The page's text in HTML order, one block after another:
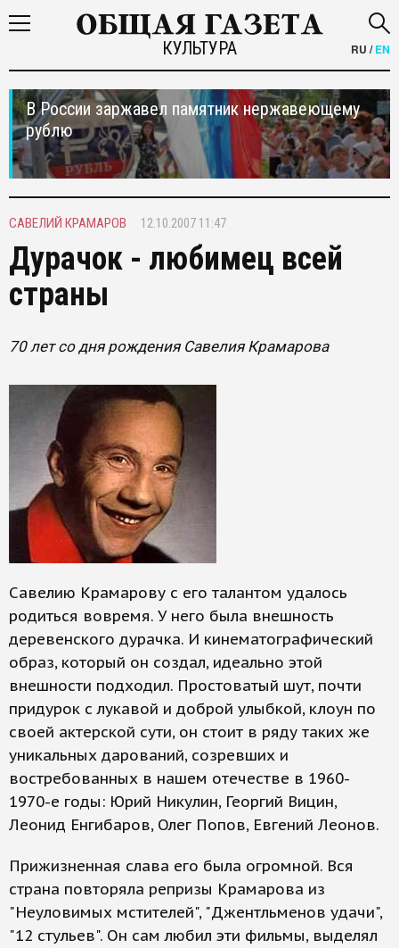
КУЛЬТУРА RU /EN
В России заржавел памятник нержавеющему
рублю
САВЕЛИЙ КРАМАРОВ 12.10.2007 11:47
Дурачок - любимец всей
страны
70 лет со дня рождения Савелия Крамарова
Савелию Крамарову с его талантом удалось
родиться вовремя. У него была внешность
деревенского дурачка. И кинематографический
образ, который он создал, идеально этой
внешности подходил. Простоватый шут, почти
придурок с лукавой и доброй улыбкой, клоун по
своей актерской сути, он стоит в ряду таких же
уникальных дарований, созревших и
востребованных в нашем отечестве в 1960-
1970-е годы: Юрий Никулин, Георгий Вицин,
Леонид Енгибаров, Олег Попов, Евгений Леонов.
Прижизненная слава его была огромной. Вся
страна повторяла репризы Крамарова из
"Неуловимых мстителей", "Джентльменов удачи",
"12 стульев". Он сам любил эти фильмы, выделял